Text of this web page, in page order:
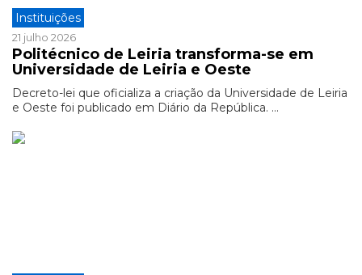
Instituições
21 julho 2026
Politécnico de Leiria transforma-se em
Universidade de Leiria e Oeste
Decreto-lei que oficializa a criação da Universidade de Leiria
e Oeste foi publicado em Diário da República. ...